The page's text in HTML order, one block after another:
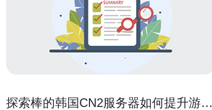
探索棒的韩国CN2服务器如何提升游戏